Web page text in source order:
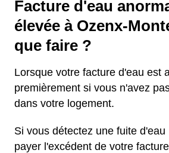
Facture d'eau
élevée à Ozenx-
que faire ?
Lorsque votre facture d'eau est
premièrement si vous n'avez
dans votre logement.
Si vous détectez une fuite
payer l'excédent de votre